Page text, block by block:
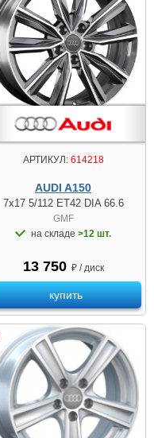
АРТИКУЛ:614218
AUDI A150
7x17 5/112 ET42 DIA 66.6
GMF
на складе >12 шт.
13 750 ₽ / диск
купить